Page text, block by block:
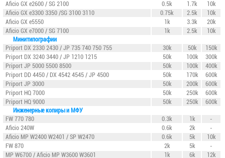
Aficio GX e2600 / SG 2100
0.5k 1.7k
10k
Aficio GX e3300 3350 /SG 3100 3110
0.75k 2.5k
10k
Aficio GX e5550
1k 3.3k
20k
Aficio GX e7000 / SG 7100
1k 2.5k
10k
Минитипографии
Priport DX 2330 2430 / JP 735 740 750 755
30k 50k
150k
Priport DX 3240 3440 / JP 1210 1215
50k 100k
300k
Priport JP 5000 5500 8500
50k 100k
400k
Priport DD 4450 / DX 4542 4545 / JP 4500
50k 170k
600k
Priport JP 3000
50k 200k
600k
Priport HQ 7000
50k 250k
600k
Priport HQ 9000
50k 250k
600k
Инженерные копиры и МФУ
FW 770 780
0.3k 1k
-
Aficio 240W
0.6k 2k
-
Aficio MP W2400 W2401 / SP W2470
0.6k 5k
10k
FW 870
2k 5k
-
MP W6700 / Aficio MP W3600 W3601 1k 6k
12k